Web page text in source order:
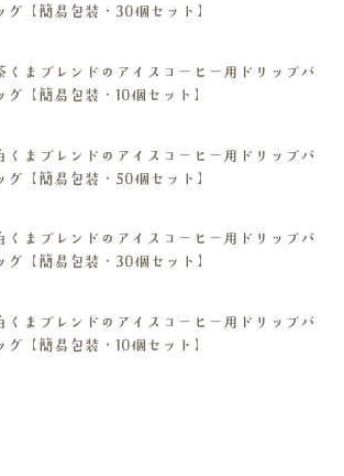
グ【簡易包装・30個セット】
くまブレンドのアイスコーヒー用ドリップバ
グ【簡易包装・10個セット】
くまブレンドのアイスコーヒー用ドリップバ
グ【簡易包装・50個セット】
くまブレンドのアイスコーヒー用ドリップバ
グ【簡易包装・30個セット】
くまブレンドのアイスコーヒー用ドリップバ
グ【簡易包装・10個セット】